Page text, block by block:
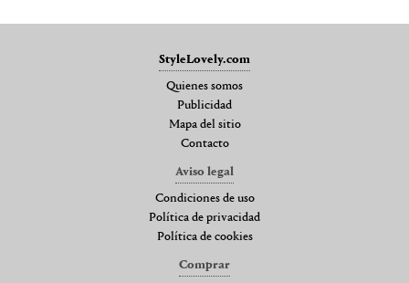
StyleLovely.com
Quienes somos
Publicidad
Mapa del sitio
Contacto
Aviso legal
Condiciones de uso
Política de privacidad
Política de cookies
Comprar